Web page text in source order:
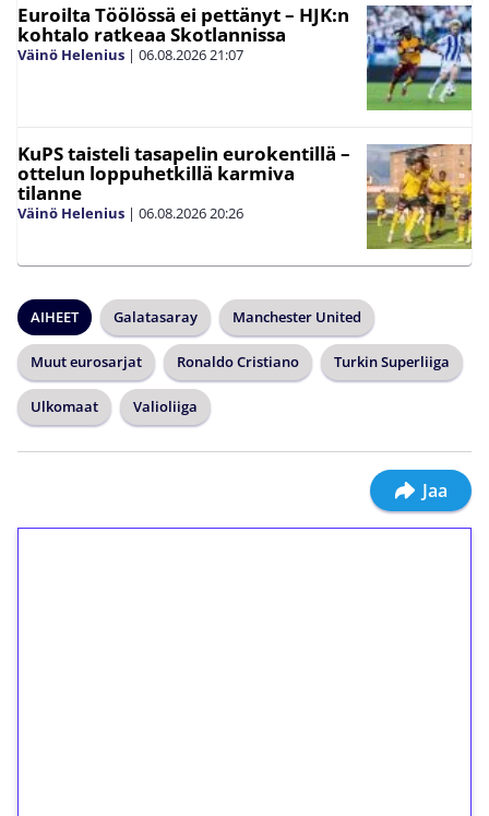
Euroilta Töölössä ei pettänyt – HJK:n
kohtalo ratkeaa Skotlannissa
Väinö Helenius | 06.08.202621:07
KuPS taisteli tasapelin eurokentillä –
ottelun loppuhetkillä karmiva
tilanne
Väinö Helenius | 06.08.202620:26
AIHEET Galatasaray Manchester United
Muut eurosarjat Ronaldo Cristiano Turkin Superliiga
Ulkomaat Valioliiga
Jaa